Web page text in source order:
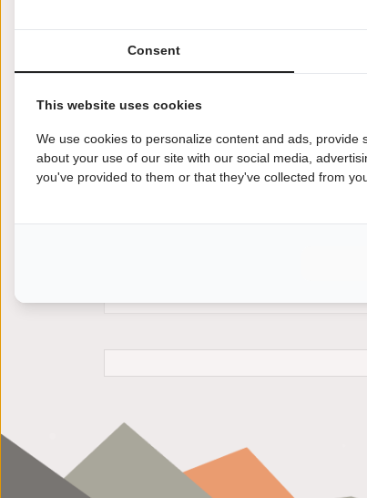
Met een Ducati ST 2 ga jij je niet
Consent
This website uses cookies
We use cookies to personalize content and ads,
about your use of our site with our social media,
you've provided to them or that they've collected from